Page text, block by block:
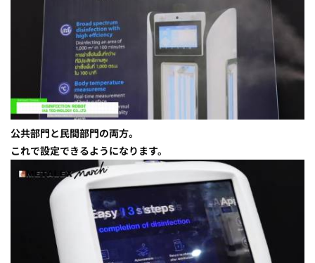
公共部門と民間部門の両方。
これで設定できるようになります。